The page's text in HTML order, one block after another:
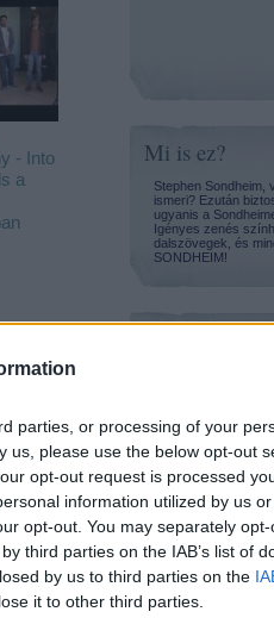
parties, or processing of your
us, please use the below opt-out
opt-out request is processed
information utilized by us
opt-out. You may separately
third parties on the IAB’s list of
by us to third parties on the
it to other third parties.
- Into
a
Mi is ez?
Stephen Sondheim,
ismeri? Ezután
ugyanis a
Igényes zenés
dalszövegek, és
SONDHEIM!
a little night
ball [michael]
(
broadway (12)
cd ajánló (9)
company (16)
dalszöveg (22)
doyle [john]
egy nyári éj
follies
(20)
into the woods (
külföldi
merrily we roll
pacific overtures